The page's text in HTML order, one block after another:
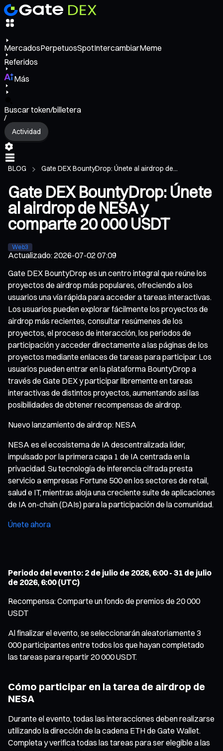
MercadosPerpetuosSpotIntercambiarMeme
Referidos
Más
Buscar token/billetera
/
Actividad
BLOG Gate DEX BountyDrop: Únete al airdrop de...
Gate DEX BountyDrop: Únete
al airdrop de NESA y
comparte 20 000 USDT
Web3
Actualizado:2026-07-02 07:09
Gate DEX BountyDrop es un centro integral que reúne los
proyectos de airdrop más populares, ofreciendo a los
usuarios una vía rápida para acceder a tareas interactivas.
Los usuarios pueden explorar fácilmente los proyectos de
airdrop más recientes, consultar resúmenes de los
proyectos, el proceso de interacción, los periodos de
participación y acceder directamente a las páginas de los
proyectos mediante enlaces de tareas para participar. Los
usuarios pueden entrar en la plataforma BountyDrop a
través de Gate DEX y participar libremente en tareas
interactivas de distintos proyectos, aumentando así las
posibilidades de obtener recompensas de airdrop.
Nuevo lanzamiento de airdrop: NESA
NESA es el ecosistema de IA descentralizada líder,
impulsado por la primera capa 1 de IA centrada en la
privacidad. Su tecnología de inferencia cifrada presta
servicio a empresas Fortune 500 en los sectores de retail,
salud e IT, mientras aloja una creciente suite de aplicaciones
de IA on-chain (DAIs) para la participación de la comunidad.
Únete ahora
Periodo del evento: 2 de julio de 2026, 6:00 - 31 de julio
de 2026, 6:00 (UTC)
Recompensa: Comparte un fondo de premios de 20 000
USDT
Al finalizar el evento, se seleccionarán aleatoriamente 3
000 participantes entre todos los que hayan completado
las tareas para repartir 20 000 USDT.
Cómo participar en la tarea de airdrop de
NESA
Durante el evento, todas las interacciones deben realizarse
utilizando la dirección de la cadena ETH de Gate Wallet.
Completa y verifica todas las tareas para ser elegible a las